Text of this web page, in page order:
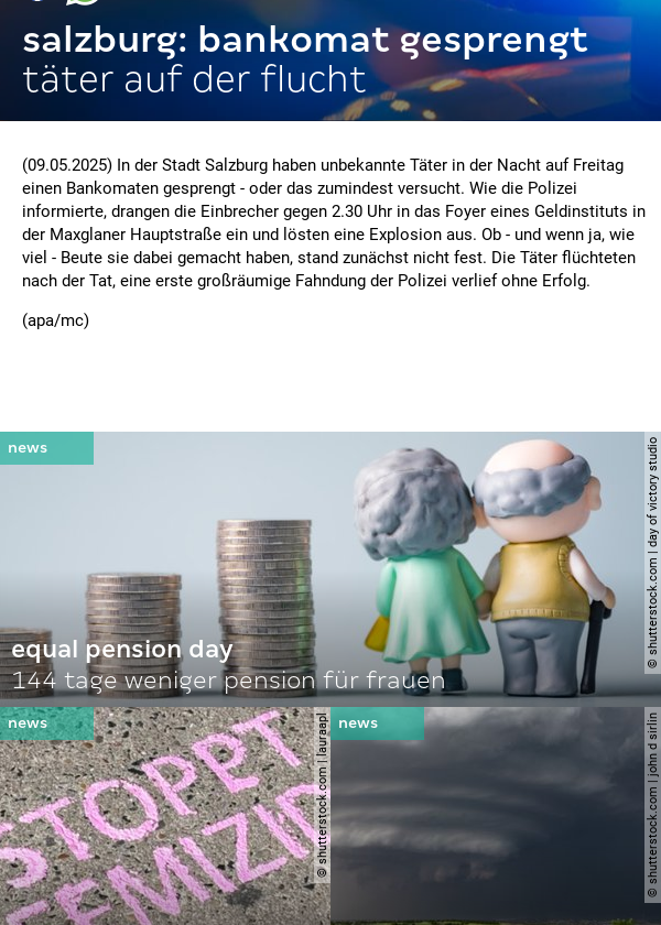
salzburg: bankomat gesprengt
täter auf der flucht
(09.05.2025) In der Stadt Salzburg haben unbekannte Täter in der Nacht auf Freitag
einen Bankomaten gesprengt - oder das zumindest versucht. Wie die Polizei
informierte, drangen die Einbrecher gegen 2.30 Uhr in das Foyer eines Geldinstituts in
der Maxglaner Hauptstraße ein und lösten eine Explosion aus. Ob - und wenn ja, wie
viel - Beute sie dabei gemacht haben, stand zunächst nicht fest. Die Täter flüchteten
nach der Tat, eine erste großräumige Fahndung der Polizei verlief ohne Erfolg.
(apa/mc)
© shutterstock.com | day of victory studio
equal pension day
144 tage weniger pension für frauen
© shutterstock.com | lauraapl © shutterstock.com | john d sirlin